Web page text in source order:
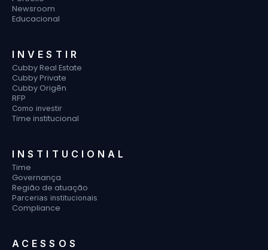
Newsroom
Educacional
INVESTIR
Cubby Real Estate
Cubby Private
Cubby Origēn
RFP
Como investir
Time institucional
INSTITUCIONAL
Time
Governança
Região de atuação
Parcerias institucionais
Compliance
ACESSOS